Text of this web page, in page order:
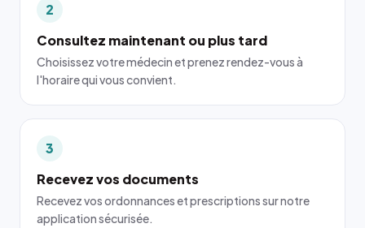
2
Consultez maintenant ou plus tard
Choisissez votre médecin et prenez rendez-vous à
l'horaire qui vous convient.
3
Recevez vos documents
Recevez vos ordonnances et prescriptions sur notre
application sécurisée.